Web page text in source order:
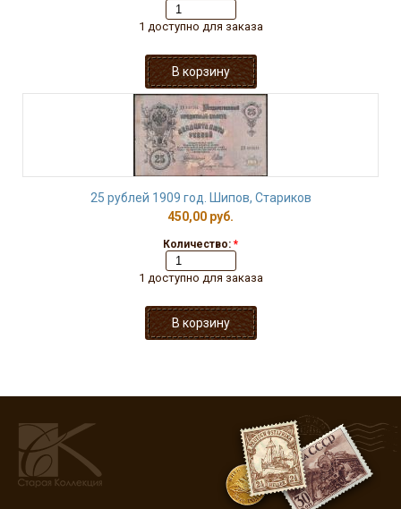
1 доступно для заказа
25 рублей 1909 год. Шипов, Стариков
450,00 руб.
Количество: *
1 доступно для заказа